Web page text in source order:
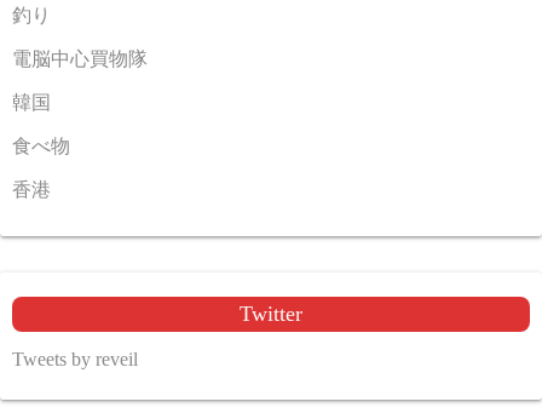
釣り
電脳中心買物隊
韓国
食べ物
香港
Twitter
Tweets by reveil